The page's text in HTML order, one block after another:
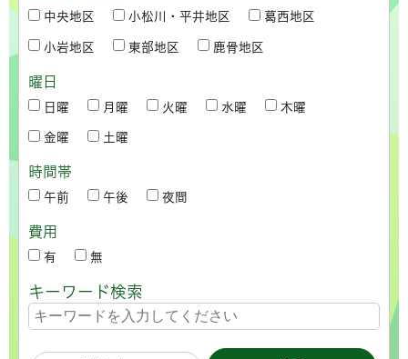
中央地区 小松川・平井地区 葛西地区
小岩地区 東部地区 鹿骨地区
曜日
日曜 月曜 火曜 水曜 木曜
金曜 土曜
時間帯
午前 午後 夜間
費用
有 無
キーワード検索